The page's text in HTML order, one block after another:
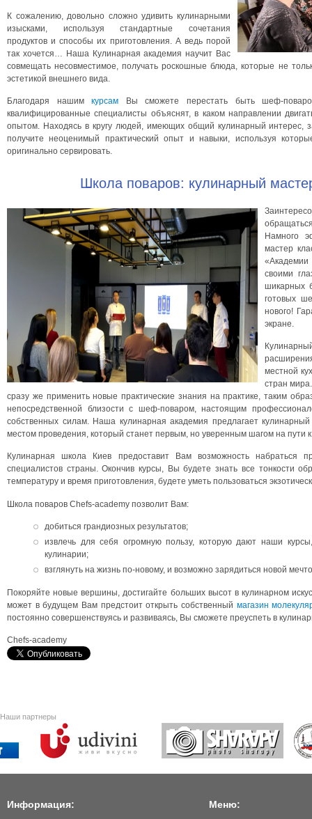
К сожалению, довольно сложно удивить кулинарными
изысками, используя стандартные сочетания
продуктов и способы их приготовления. А ведь порой
так хочется… Наша Кулинарная академия научит Вас
совмещать несовместимое, получать роскошные блюда, которые не
эстетикой внешнего вида.
Благодаря нашимкурсам Вы сможете перестать быть шеф-
квалифицированные специалисты объяснят, в каком направлении
опытом. Находясь в кругу людей, имеющих общий кулинарный
получите неоценимый практический опыт и навыки, используя
оригинально сервировать.
Школа поваров: кулинарный
Намного
мастер
своими
шикарных
готовых
нового!
экране.
местной
стран
сразу же применить новые практические знания на практике, таким
непосредственной близости с шеф-поваром, настоящим
собственных силам. Наша кулинарная академия предлагает
местом проведения, который станет первым, но уверенным шагом на пути
Кулинарная школа Киев предоставит Вам возможность набраться
специалистов страны. Окончив курсы, Вы будете знать все тонкости
температуру и время приготовления, будете уметь пользоваться
Школа поваров Chefs-academy позволит Вам:
добиться грандиозных результатов;
извлечь для себя огромную пользу, которую дают наши
кулинарии;
взглянуть на жизнь по-новому, и возможно зарядиться новой
Покоряйте новые вершины, достигайте больших высот в кулинарном
может в будущем Вам предстоит открыть собственный магазин
постоянно совершенствуясь и развиваясь, Вы сможете преуспеть в
Chefs-academy
Наши партнеры
Информация: Меню: